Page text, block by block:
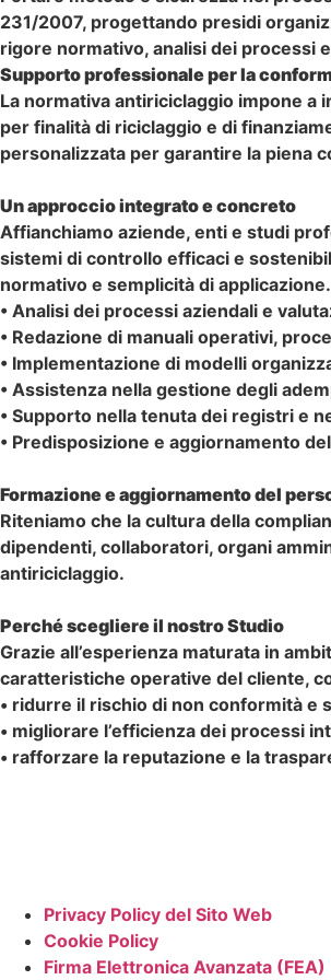
231/2007, progettando presidi
rigore normativo, analisi dei processi
Supporto professionale per la
La normativa antiriciclaggio impone
per finalità di riciclaggio e di
personalizzata per garantire la piena
Un approccio integrato e concreto
Affianchiamo aziende, enti e studi
sistemi di controllo efficaci e
normativo e semplicità di
• Analisi dei processi aziendali e
• Redazione di manuali operativi,
• Implementazione di modelli
• Assistenza nella gestione degli
• Supporto nella tenuta dei registri e
• Predisposizione e aggiornamento
Formazione e aggiornamento del
Riteniamo che la cultura della
dipendenti, collaboratori, organi
antiriciclaggio.
Perché scegliere il nostro Studio
Grazie all’esperienza maturata in
caratteristiche operative del cliente,
• ridurre il rischio di non conformità e
• migliorare l’efficienza dei processi
• rafforzare la reputazione e la
Privacy Policy del Sito Web
Cookie Policy
Firma Elettronica Avanzata (FEA)